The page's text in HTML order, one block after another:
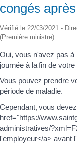
congés
Vérifié le 22/03/2021 -
(Première ministre)
Oui, vous n'avez pas à
journée à la fin de
Vous pouvez prendre
période de maladie.
Cependant, vous
href="https://
administratives/
l'employeur</a> avant